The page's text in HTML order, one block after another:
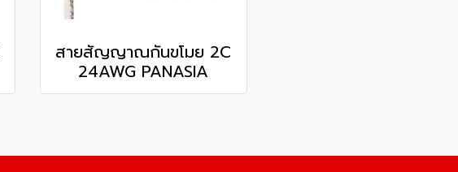
สายสัญญาณกันขโมย 2C
24AWG PANASIA